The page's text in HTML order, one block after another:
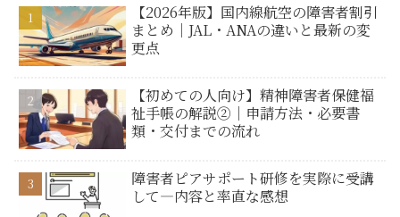
【2026年版】国内線航空の障害者割引
まとめ｜JAL・ANAの違いと最新の変
更点
【初めての人向け】精神障害者保健福
祉手帳の解説②｜申請方法・必要書
類・交付までの流れ
障害者ピアサポート研修を実際に受講
して―内容と率直な感想